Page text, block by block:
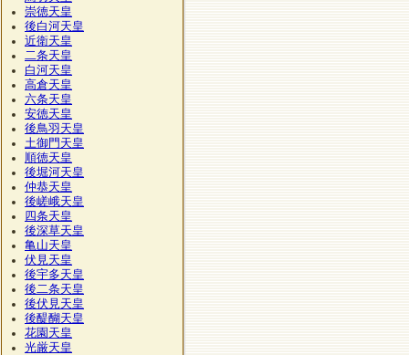
崇徳天皇
後白河天皇
近衛天皇
二条天皇
白河天皇
高倉天皇
六条天皇
安徳天皇
後鳥羽天皇
土御門天皇
順徳天皇
後堀河天皇
仲恭天皇
後嵯峨天皇
四条天皇
後深草天皇
亀山天皇
伏見天皇
後宇多天皇
後二条天皇
後伏見天皇
後醍醐天皇
花園天皇
光厳天皇